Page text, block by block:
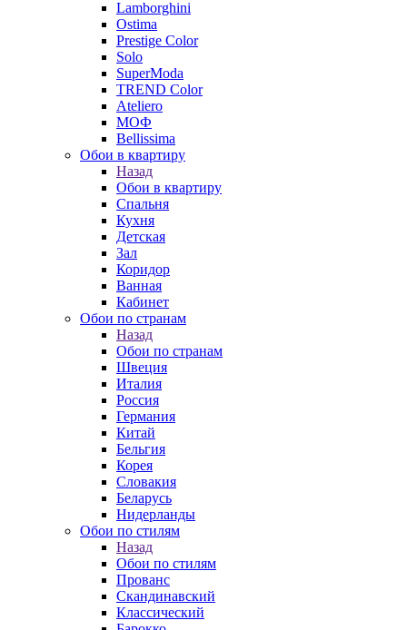
Lamborghini
Ostima
Prestige Color
Solo
SuperModa
TREND Color
Ateliero
МОФ
Bellissima
Обои в квартиру
Назад
Обои в квартиру
Спальня
Кухня
Детская
Зал
Коридор
Ванная
Кабинет
Обои по странам
Назад
Обои по странам
Швеция
Италия
Россия
Германия
Китай
Бельгия
Корея
Словакия
Беларусь
Нидерланды
Обои по стилям
Назад
Обои по стилям
Прованс
Скандинавский
Классический